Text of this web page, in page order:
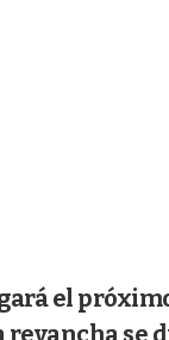
el
revancha se